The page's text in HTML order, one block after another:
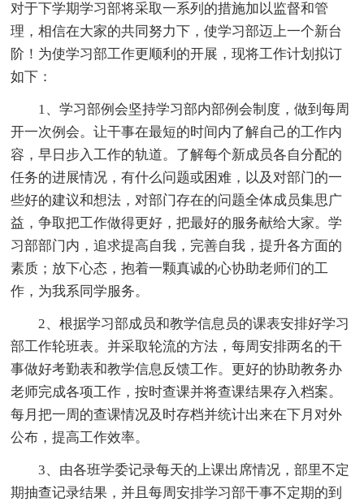
对于下学期学习部将采取一系列的措施加以监督和管
理，相信在大家的共同努力下，使学习部迈上一个新台
阶！为使学习部工作更顺利的开展，现将工作计划拟订
如下：
1、学习部例会坚持学习部内部例会制度，做到每周
开一次例会。让干事在最短的时间内了解自己的工作内
容，早日步入工作的轨道。了解每个新成员各自分配的
任务的进展情况，有什么问题或困难，以及对部门的一
些好的建议和想法，对部门存在的问题全体成员集思广
益，争取把工作做得更好，把最好的服务献给大家。学
习部部门内，追求提高自我，完善自我，提升各方面的
素质；放下心态，抱着一颗真诚的心协助老师们的工
作，为我系同学服务。
2、根据学习部成员和教学信息员的课表安排好学习
部工作轮班表。并采取轮流的方法，每周安排两名的干
事做好考勤表和教学信息反馈工作。更好的协助教务办
老师完成各项工作，按时查课并将查课结果存入档案。
每月把一周的查课情况及时存档并统计出来在下月对外
公布，提高工作效率。
3、由各班学委记录每天的上课出席情况，部里不定
期抽查记录结果，并且每周安排学习部干事不定期的到